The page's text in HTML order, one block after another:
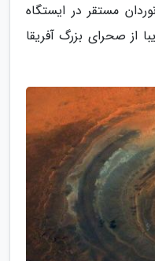
مستقر در ایستگاه
از صحرای بزرگ آفریقا